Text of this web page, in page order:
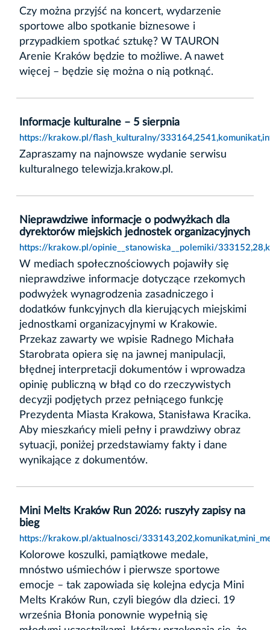
Czy można przyjść na koncert, wydarzenie
sportowe albo spotkanie biznesowe i
przypadkiem spotkać sztukę? W TAURON
Arenie Kraków będzie to możliwe. A nawet
więcej – będzie się można o nią potknąć.
Informacje kulturalne – 5 sierpnia
https://krakow.pl/flash_kulturalny/
Zapraszamy na najnowsze wydanie serwisu
kulturalnego telewizja.krakow.pl.
Nieprawdziwe informacje o podwyżkach dla
dyrektorów miejskich jednostek organizacyjnych
https://krakow.pl/opinie__stanowiska__polemiki/
W mediach społecznościowych pojawiły się
nieprawdziwe informacje dotyczące rzekomych
podwyżek wynagrodzenia zasadniczego i
dodatków funkcyjnych dla kierujących miejskimi
jednostkami organizacyjnymi w Krakowie.
Przekaz zawarty we wpisie Radnego Michała
Starobrata opiera się na jawnej manipulacji,
błędnej interpretacji dokumentów i wprowadza
opinię publiczną w błąd co do rzeczywistych
decyzji podjętych przez pełniącego funkcję
Prezydenta Miasta Krakowa, Stanisława Kracika.
Aby mieszkańcy mieli pełny i prawdziwy obraz
sytuacji, poniżej przedstawiamy fakty i dane
wynikające z dokumentów.
Mini Melts Kraków Run 2026: ruszyły zapisy na
bieg
https://krakow.pl/aktualnosci/
Kolorowe koszulki, pamiątkowe medale,
mnóstwo uśmiechów i pierwsze sportowe
emocje – tak zapowiada się kolejna edycja Mini
Melts Kraków Run, czyli biegów dla dzieci. 19
września Błonia ponownie wypełnią się